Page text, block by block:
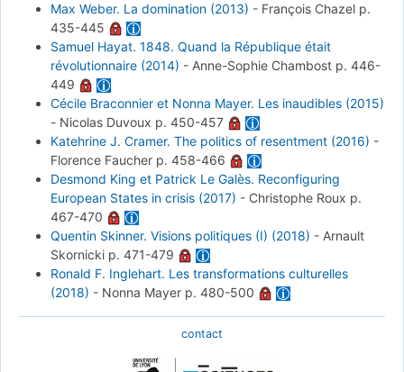
Max Weber. La domination (2013) - François Chazel p.
435-445
Samuel Hayat. 1848. Quand la République était
révolutionnaire (2014) - Anne-Sophie Chambost p. 446-
449
Cécile Braconnier et Nonna Mayer. Les inaudibles (2015)
- Nicolas Duvoux p. 450-457
Katehrine J. Cramer. The politics of resentment (2016) -
Florence Faucher p. 458-466
Desmond King et Patrick Le Galès. Reconfiguring
European States in crisis (2017) - Christophe Roux p.
467-470
Quentin Skinner. Visions politiques (I) (2018) - Arnault
Skornicki p. 471-479
Ronald F. Inglehart. Les transformations culturelles
(2018) - Nonna Mayer p. 480-500
contact